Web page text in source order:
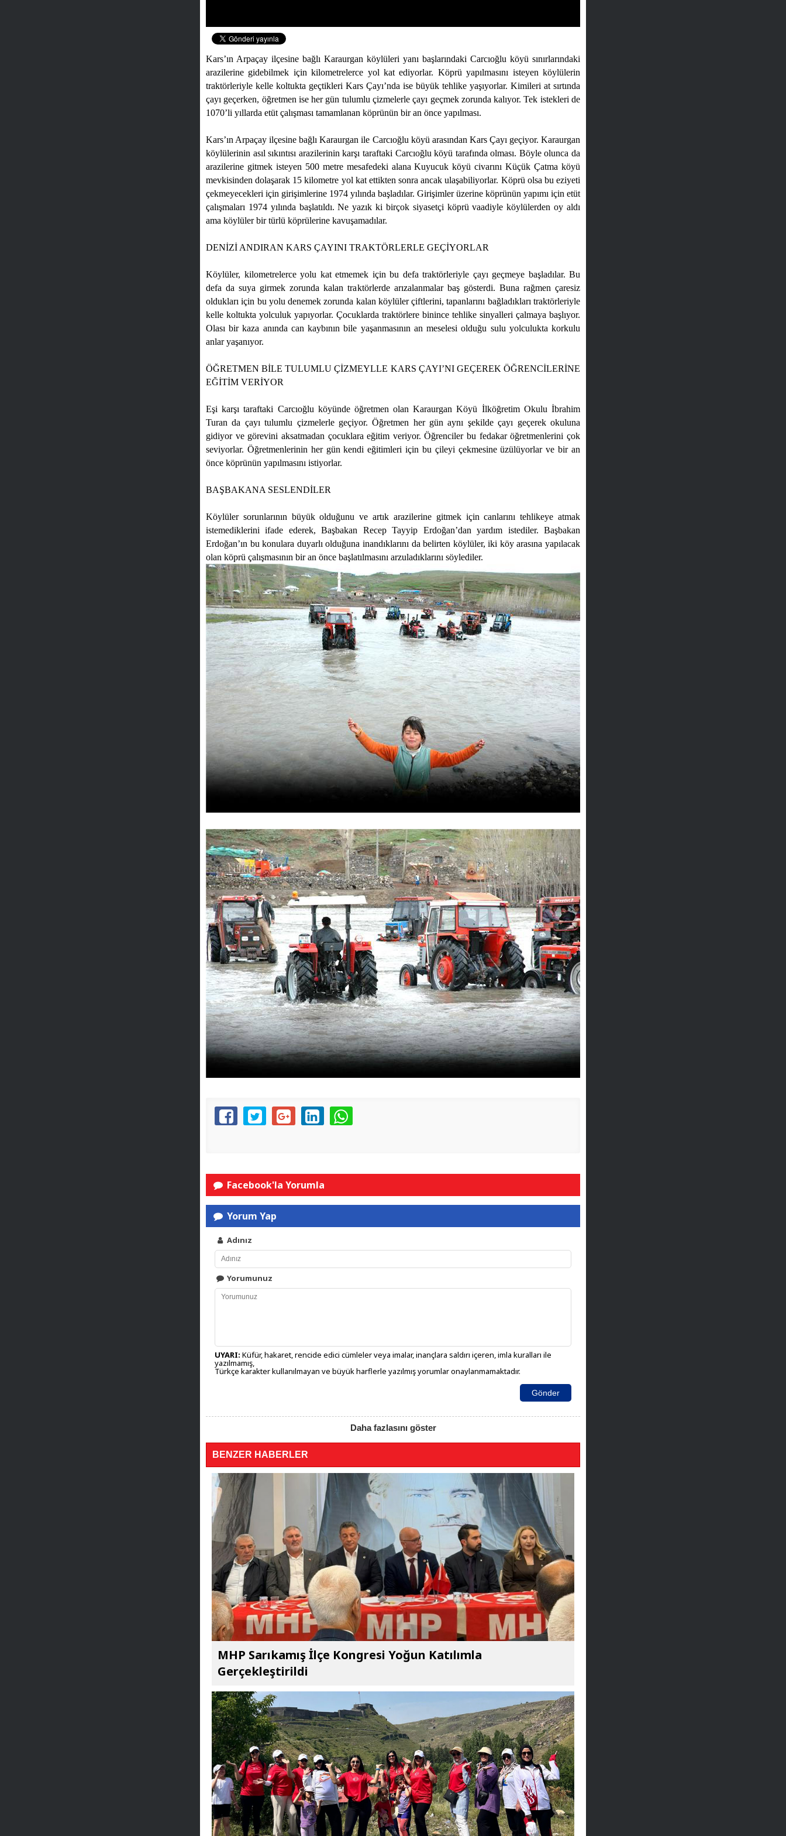
Kars’ın Arpaçay ilçesine bağlı Karaurgan köylüleri yanı başlarındaki Carcıoğlu köyü sınırlarındaki
arazilerine gidebilmek için kilometrelerce yol kat ediyorlar. Köprü yapılmasını isteyen köylülerin
traktörleriyle kelle koltukta geçtikleri Kars Çayı’nda ise büyük tehlike yaşıyorlar. Kimileri at sırtında
çayı geçerken, öğretmen ise her gün tulumlu çizmelerle çayı geçmek zorunda kalıyor. Tek istekleri de
1070’li yıllarda etüt çalışması tamamlanan köprünün bir an önce yapılması.
Kars’ın Arpaçay ilçesine bağlı Karaurgan ile Carcıoğlu köyü arasından Kars Çayı geçiyor. Karaurgan
köylülerinin asıl sıkıntısı arazilerinin karşı taraftaki Carcıoğlu köyü tarafında olması. Böyle olunca da
arazilerine gitmek isteyen 500 metremesafedeki alana Kuyucuk köyü civarını Küçük Çatma köyü
mevkisinden dolaşarak 15 kilometre yol kat ettikten sonra ancak ulaşabiliyorlar. Köprü olsa bu eziyeti
çekmeyecekleri için girişimlerine 1974 yılında başladılar. Girişimler üzerine köprünün yapımı için etüt
çalışmaları 1974 yılında başlatıldı. Ne yazık ki birçok siyasetçi köprü vaadiyle köylülerden oy aldı
ama köylüler bir türlü köprülerine kavuşamadılar.
DENİZİ ANDIRAN KARS ÇAYINI TRAKTÖRLERLE GEÇİYORLAR
Köylüler, kilometrelerce yolu kat etmemek için bu defa traktörleriyle çayı geçmeye başladılar. Bu
defa da suya girmek zorunda kalan traktörlerde arızalanmalar baş gösterdi. Buna rağmen çaresiz
oldukları için bu yolu denemek zorunda kalan köylüler çiftlerini, tapanlarını bağladıkları traktörleriyle
kelle koltukta yolculuk yapıyorlar. Çocuklarda traktörlere binince tehlike sinyalleri çalmaya başlıyor.
Olası bir kaza anında can kaybının bile yaşanmasının an meselesi olduğu sulu yolculukta korkulu
anlar yaşanıyor.
ÖĞRETMEN BİLE TULUMLU ÇİZMEYLLE KARS ÇAYI’NI GEÇEREK ÖĞRENCİLERİNE
EĞİTİM VERİYOR
Eşi karşı taraftaki Carcıoğlu köyünde öğretmen olan Karaurgan Köyü İlköğretim Okulu İbrahim
Turan da çayı tulumlu çizmelerle geçiyor. Öğretmen her gün aynı şekilde çayı geçerek okuluna
gidiyor ve görevini aksatmadan çocuklara eğitim veriyor. Öğrenciler bu fedakar öğretmenlerini çok
seviyorlar. Öğretmenlerinin her gün kendi eğitimleri için bu çileyi çekmesine üzülüyorlar ve bir an
önce köprünün yapılmasını istiyorlar.
BAŞBAKANA SESLENDİLER
Köylüler sorunlarının büyük olduğunu ve artık arazilerine gitmek için canlarını tehlikeye atmak
istemediklerini ifade ederek, Başbakan Recep Tayyip Erdoğan’dan yardım istediler. Başbakan
Erdoğan’ın bu konulara duyarlı olduğuna inandıklarını da belirten köylüler, iki köy arasına yapılacak
olan köprü çalışmasının bir an önce başlatılmasını arzuladıklarını söylediler.
Facebook'la Yorumla
Yorum Yap
Adınız
Yorumunuz
UYARI: Küfür, hakaret, rencide edici cümleler veya imalar, inançlara saldırı içeren, imla kuralları ile
yazılmamış,
Türkçe karakter kullanılmayan ve büyük harflerle yazılmış yorumlar onaylanmamaktadır.
Gönder
Daha fazlasını göster
BENZER HABERLER
MHP Sarıkamış İlçe Kongresi Yoğun Katılımla
Gerçekleştirildi